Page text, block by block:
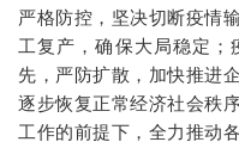
严格防控，坚决切断疫情
工复产，确保大局稳定
先，严防扩散，加快推进
逐步恢复正常经济社会秩
工作的前提下，全力推动